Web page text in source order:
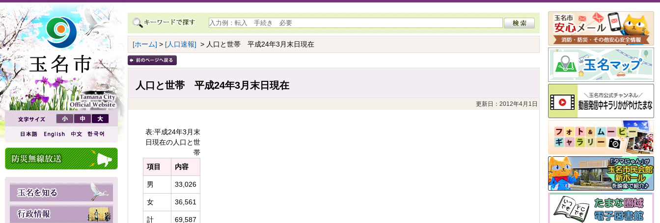
[ホーム] > [人口速報] > 人口と世帯 平成24年3月末日現在
人口と世帯 平成24年3月末日現在
更新日：2012年4月1日
表:平成24年3月末
日現在の人口と世
帯
項目
内容
男 33,026
女 36,561
計 69,587